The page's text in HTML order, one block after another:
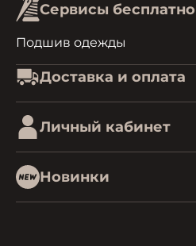
Сервисы бесплатно
Подшив одежды
Доставка и оплата
Личный кабинет
Новинки